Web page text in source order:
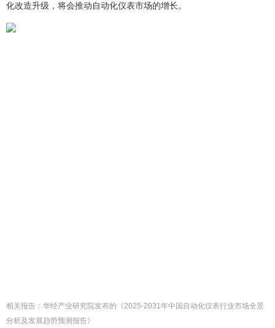
化改造升级，将会推动自动化仪表市场的增长。
相关报告：华经产业研究院发布的 《2025-2031年中国自动化仪表行业市场全景
分析及发展趋势预测报告》